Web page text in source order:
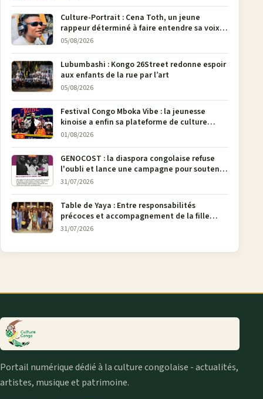
Culture-Portrait : Cena Toth, un jeune
rappeur déterminé à faire entendre sa voix à
Bunia
05/08/2026
Lubumbashi : Kongo 26Street redonne espoir
aux enfants de la rue par l’art
05/08/2026
Festival Congo Mboka Vibe : la jeunesse
kinoise a enfin sa plateforme de culture
urbaine
01/08/2026
GENOCOST : la diaspora congolaise refuse
l'oubli et lance une campagne pour soutenir
la pétition FONAREV depuis Bruxelles
31/07/2026
Table de Yaya : Entre responsabilités
précoces et accompagnement de la fille
aînée, la diaspora en débat
31/07/2026
Portail numérique dédié à la culture congolaise - actualités,
artistes, musique et patrimoine.